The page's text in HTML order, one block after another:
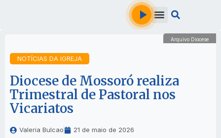
Arquivo Diocese
NOTÍCIAS DA IGREJA
Diocese de Mossoró realiza
Trimestral de Pastoral nos
Vicariatos
Valeria Bulcao 21 de maio de 2026